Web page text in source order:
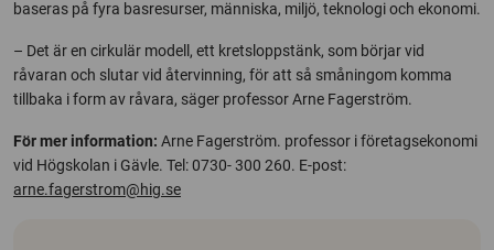
baseras på fyra basresurser, människa, miljö, teknologi och ekonomi.
– Det är en cirkulär modell, ett kretsloppstänk, som börjar vid
råvaran och slutar vid återvinning, för att så småningom komma
tillbaka i form av råvara, säger professor Arne Fagerström.
För mer information: Arne Fagerström. professor i företagsekonomi
vid Högskolan i Gävle. Tel: 0730- 300 260. E-post:
arne.fagerstrom@hig.se